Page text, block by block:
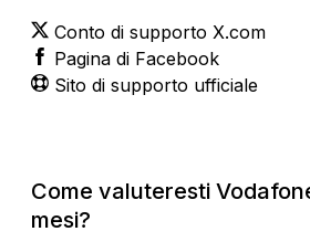
Conto di supporto X.com
Pagina di Facebook
Sito di supporto ufficiale
Come valuteresti
mesi?